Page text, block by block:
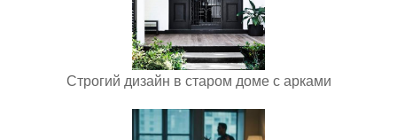
Строгий дизайн в старом доме с арками